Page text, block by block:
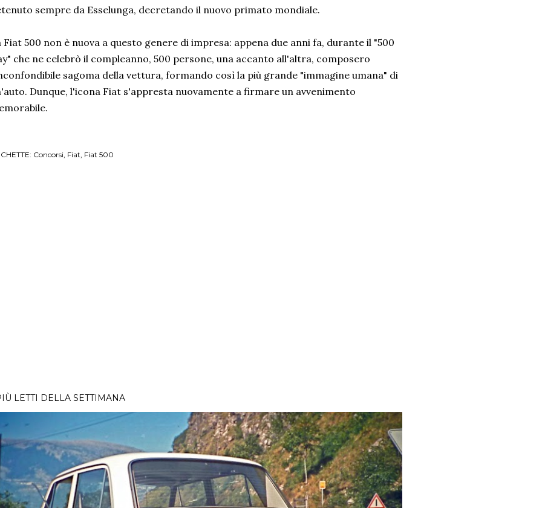
sempre da Esselunga, decretando il nuovo primato mondiale.
Fiat 500 non è nuova a questo genere di impresa: appena due anni fa, durante il "500
che ne celebrò il compleanno, 500 persone, una accanto all'altra, composero
sagoma della vettura, formando così la più grande "immagine umana" di
Dunque, l'icona Fiat s'appresta nuovamente a firmare un avvenimento
Concorsi Fiat Fiat 500
LETTI DELLA SETTIMANA